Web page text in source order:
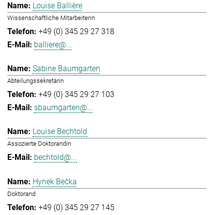
Louise Ballière
Wissenschaftliche Mitarbeiterin
+49 (0) 345 29 27 318
balliere@...
Sabine Baumgarten
Abteilungssekretärin
+49 (0) 345 29 27 103
sbaumgarten@...
Louise Bechtold
Assozierte Doktorandin
bechtold@...
Hynek Bečka
Doktorand
+49 (0) 345 29 27 145